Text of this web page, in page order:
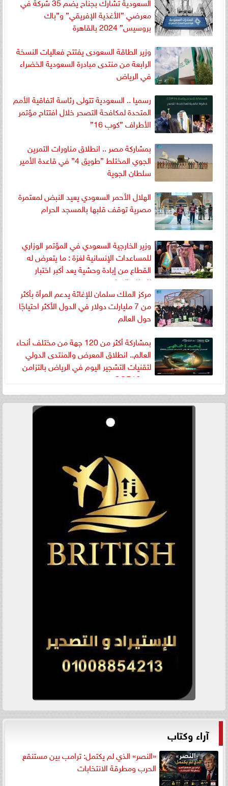
معرضي ”الأغذية الإفريقي” و”باك
بروسيس” 2024 بالقاهرة
وزير الطاقة السعودى يفتتح فعاليات النسخة
الرابعة من منتدى مبادرة السعودية الخضراء
في الرياض
رسميا .. السعودية تتولى رئاسة اتفاقية الأمم
المتحدة لمكافحة التصحر خلال افتتاح مؤتمر
الأطراف ”كوب 16”
بمشاركة مصر .. انطلاق مناورات التمرين
الجوي المختلط ”طويق 4” في قاعدة الأمير
سلطان الجوية
الهلال الأحمر السعودي يعيد النبض لمعتمرة
مصرية توقف قلبها بالمسجد الحرام
وزير الخارجية السعودي في المؤتمر الوزاري
للمساعدات الإنسانية لغزة : ما يتعرض له
القطاع من إبادة وحشية يعد أكبر اختبار
للنظام الدولي
مركز الملك سلمان للإغاثة يدعم المرأة بأكثر
من 7 مليارلت دولار في الدول الأكثر احتياجًا
حول العالم
بمشاركة أكثر من 120 جهة من مختلف أنحاء
العالم.. انطلاق المعرض والمنتدى الدولي
لتقنيات التشجير اليوم في الرياض بالتزامن
آراء وكتاب
«النصر» الذي لم يكتمل: ترامب بين مستنقع
الحرب ومطرقة الانتخابات